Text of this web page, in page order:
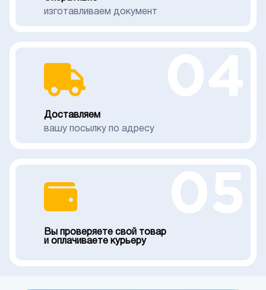
изготавливаем документ
Доставляем
вашу посылку по адресу
Вы проверяете свой товар
и оплачиваете курьеру